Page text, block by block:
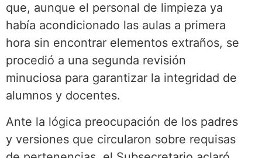
que, aunque el personal de limpieza ya
había acondicionado las aulas a primera
hora sin encontrar elementos extraños, se
procedió a una segunda revisión
minuciosa para garantizar la integridad de
alumnos y docentes.
Ante la lógica preocupación de los padres
y versiones que circularon sobre requisas